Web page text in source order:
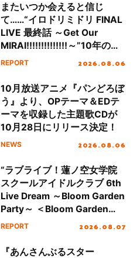
またいつか会えると信じ
て……“イロドリミドリ FINAL
LIVE 最終話 ～Get Our
MIRAI!!!!!!!!!!!!!!～”10年の活
動を経てファイナルを迎える
REPORT 2026.08.06
10月放送アニメ『パンどろぼ
う』より、OPテーマ＆EDテ
ーマを収録した主題歌CDが
10月28日にリリース決定！
NEWS 2026.08.06
“ラブライブ！蓮ノ空女学院
スクールアイドルクラブ 6th
Live Dream ～Bloom Garden
Party～ ＜Bloom Garden
Party Stage／埼玉公演＞”
REPORT 2026.08.07
『あんさんぶるスター